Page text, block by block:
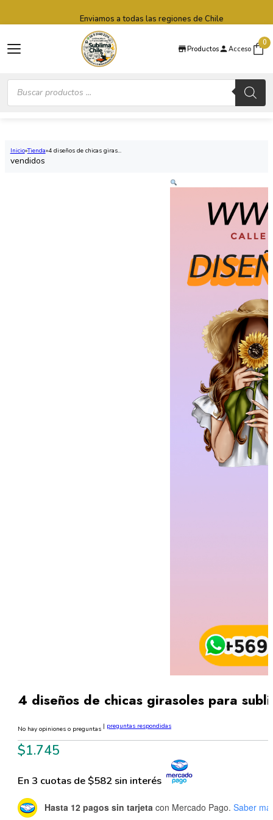
Productos Acceso
0
Búsqueda
productos
Enviamos a todas las regiones de Chile
Inicio Tienda 4 diseños de chicas giras...
vendidos
4 diseños de chicas girasoles para
No hay opiniones o preguntas | preguntas respondidas
$1.745
En 3 cuotas de $582 sin interés
Hasta 12 pagos sin tarjeta con Mercado Pago. Saber